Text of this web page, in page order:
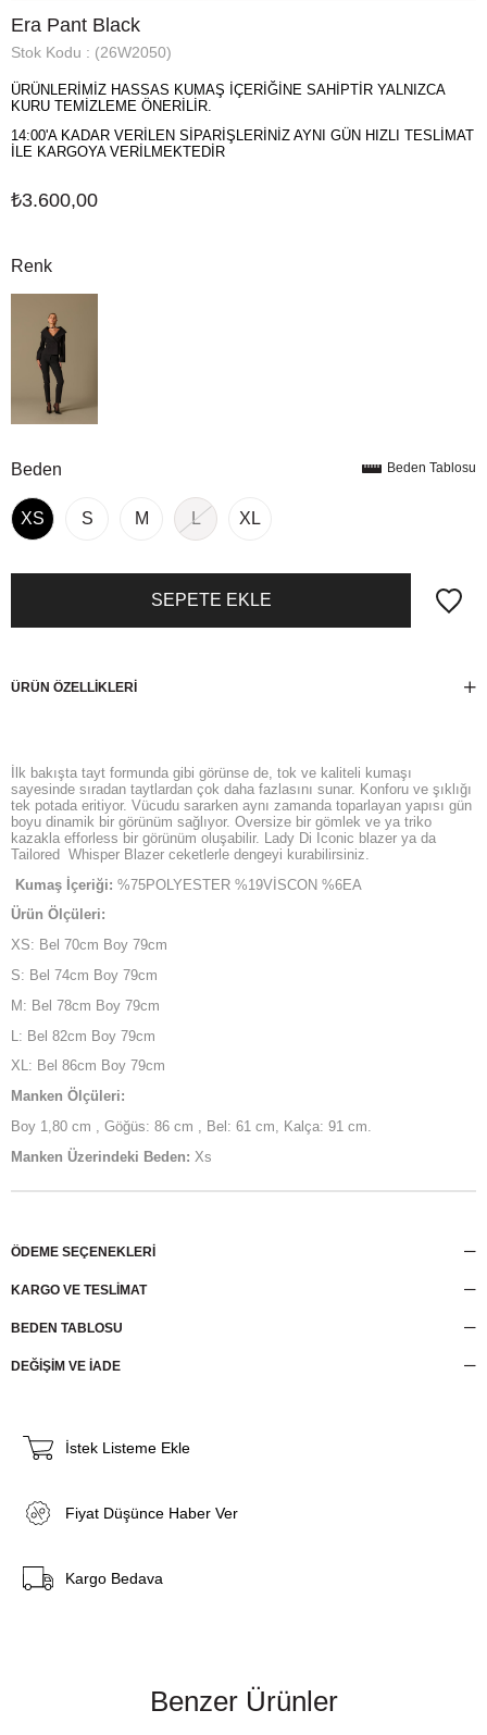
Era Pant Black
Stok Kodu (26W2050)
ÜRÜNLERİMİZ HASSAS KUMAŞ İÇERİĞİNE SAHİPTİR YALNIZCA
KURU TEMİZLEME ÖNERİLİR.
14:00'A KADAR VERİLEN SİPARİŞLERİNİZ AYNI GÜN HIZLI TESLİMAT
İLE KARGOYA VERİLMEKTEDİR
₺3.600,00
Renk
Beden
XS S M L XL
Beden Tablosu
ÜRÜN ÖZELLIKLERI
İlk bakışta tayt formunda gibi görünse de, tok ve kaliteli kumaşı
sayesinde sıradan taytlardan çok daha fazlasını sunar. Konforu ve şıklığı
tek potada eritiyor. Vücudu sararken aynı zamanda toparlayan yapısı gün
boyu dinamik bir görünüm sağlıyor. Oversize bir gömlek ve ya triko
kazakla efforless bir görünüm oluşabilir. Lady Di Iconic blazer ya da
Tailored Whisper Blazer ceketlerle dengeyi kurabilirsiniz.
Kumaş İçeriği: %75POLYESTER %19VİSCON %6EA
Ürün Ölçüleri:
XS: Bel 70cm Boy 79cm
S: Bel 74cm Boy 79cm
M: Bel 78cm Boy 79cm
L: Bel 82cm Boy 79cm
XL: Bel 86cm Boy 79cm
Manken Ölçüleri:
Boy 1,80 cm , Göğüs: 86 cm , Bel: 61 cm, Kalça: 91 cm.
Manken Üzerindeki Beden: Xs
ÖDEME SEÇENEKLERI
KARGO VE TESLİMAT
BEDEN TABLOSU
DEĞİŞİM VE İADE
İstek Listeme Ekle
Fiyat Düşünce Haber Ver
Kargo Bedava
Benzer Ürünler